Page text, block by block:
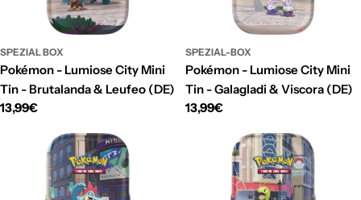
SPEZIAL BOX
Pokémon - Lumiose City Mini
Tin - Brutalanda & Leufeo (DE)
Regulärer
13,99€
SPEZIAL-BOX
Pokémon - Lumiose City Mini
Tin - Galagladi & Viscora (DE)
Regulärer
13,99€